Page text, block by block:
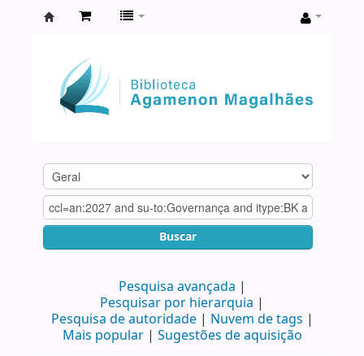
Agamenon
Magalhães
Buscar
Pesquisa avançada
Pesquisar por hierarquia
Pesquisa de autoridade
Nuvem de tags
Mais popular
Sugestões de aquisição